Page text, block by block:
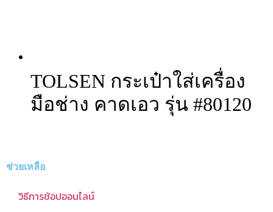
TOLSEN กระเป๋าใส่เครื่อง
มือช่าง คาดเอว รุ่น #80120
ช่วยเหลือ
วิธีการช้อปออนไลน์